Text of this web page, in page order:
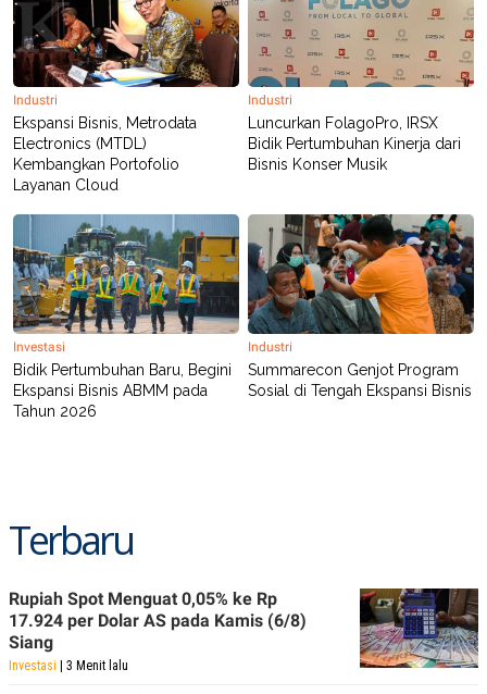
Industri
Ekspansi Bisnis, Metrodata
Electronics (MTDL)
Kembangkan Portofolio
Layanan Cloud
Industri
Luncurkan FolagoPro, IRSX
Bidik Pertumbuhan Kinerja dari
Bisnis Konser Musik
Investasi
Bidik Pertumbuhan Baru, Begini
Ekspansi Bisnis ABMM pada
Tahun 2026
Industri
Summarecon Genjot Program
Sosial di Tengah Ekspansi Bisnis
Terbaru
Rupiah Spot Menguat 0,05% ke Rp
17.924 per Dolar AS pada Kamis (6/8)
Siang
Investasi | 3 Menit lalu